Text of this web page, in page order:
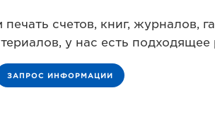
счетов, книг, журналов,
у нас есть
ЗАПРОС ИНФОРМАЦИИ